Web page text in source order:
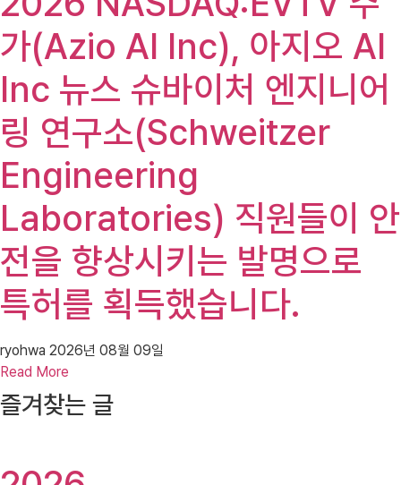
가(Azio AI Inc), 아지오 AI
Inc 뉴스 슈바이처 엔지니어
링 연구소(Schweitzer
Engineering
Laboratories) 직원들이 안
전을 향상시키는 발명으로
특허를 획득했습니다.
ryohwa 2026년 08월 09일
Read More
즐겨찾는 글